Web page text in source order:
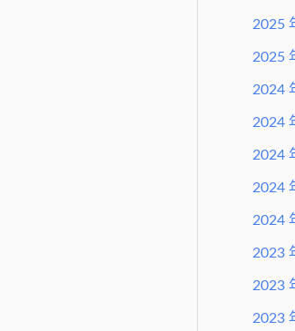
2025
2025
2024
2024
2024
2024
2024
2023
2023
2023